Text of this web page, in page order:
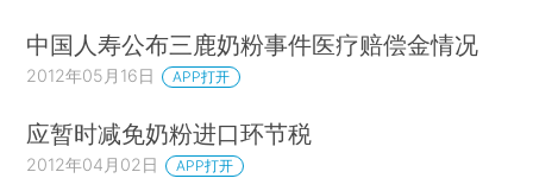
中国人寿公布三鹿奶粉事件医疗赔偿金情况
2012年05月16日 APP打开
应暂时减免奶粉进口环节税
2012年04月02日 APP打开